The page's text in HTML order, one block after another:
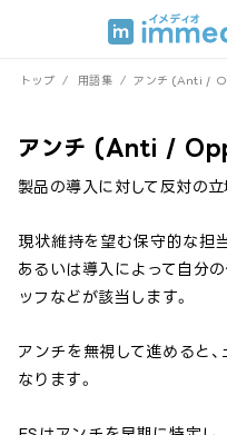
トップ / 用語集 / アンチ (Anti /
アンチ (Anti /
製品の導入に対して反対の立
現状維持を望む保守的な担
あるいは導入によって自分
ッフなどが該当します。
アンチを無視して進めると
なります。